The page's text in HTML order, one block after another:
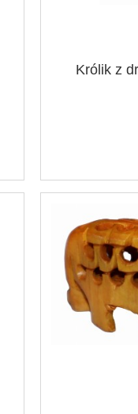
Królik z